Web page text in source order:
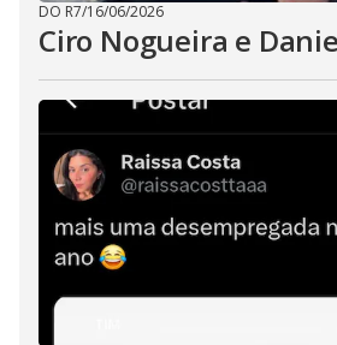
DO R7/16/06/2026
Ciro Nogueira e